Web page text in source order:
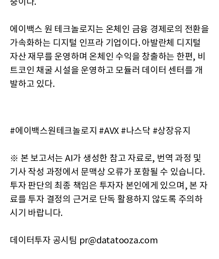
에이백스 원 테크놀로지는 온체인 금융 경제로의 전환을
가속화하는 디지털 인프라 기업이다. 아발란체 디지털
자산 재무를 운영하며 온체인 수익을 창출하는 한편, 비
트코인 채굴 시설을 운영하고 모듈러 데이터 센터를 개
발하고 있다.
#에이백스원테크놀로지 #AVX #나스닥 #상장유지
※ 본 보고서는 AI가 생성한 참고 자료로, 번역 과정 및
기사 작성 과정에서 문맥상 오류가 포함될 수 있습니다.
투자 판단의 최종 책임은 투자자 본인에게 있으며, 본 자
료를 투자 결정의 근거로 단독 활용하지 않도록 주의하
시기 바랍니다.
데이터투자 공시팀 pr@datatooza.com